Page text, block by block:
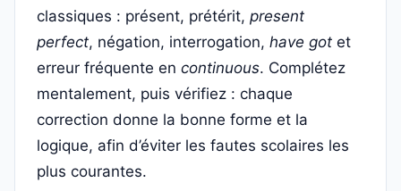
classiques : présent, prétérit, present
perfect, négation, interrogation, have got et
erreur fréquente en continuous. Complétez
mentalement, puis vérifiez : chaque
correction donne la bonne forme et la
logique, afin d’éviter les fautes scolaires les
plus courantes.